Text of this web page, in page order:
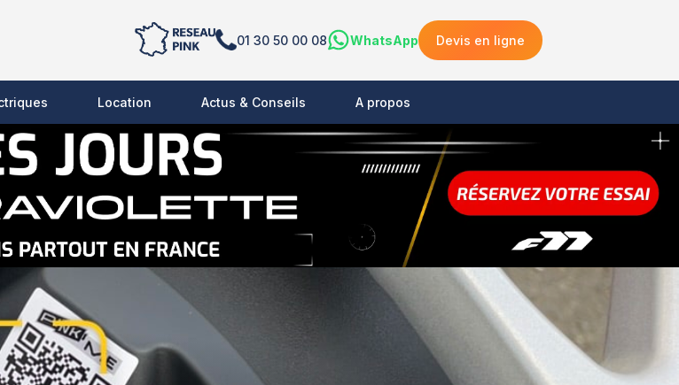
01 30 50 00 08 WhatsApp Devis en ligne
Location Actus & Conseils A propos